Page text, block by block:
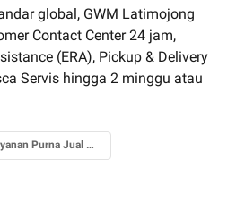
global, GWM Latimojong
Contact Center 24 jam,
(ERA), Pickup & Delivery
Servis hingga 2 minggu atau
Layanan Purna Jual GWM